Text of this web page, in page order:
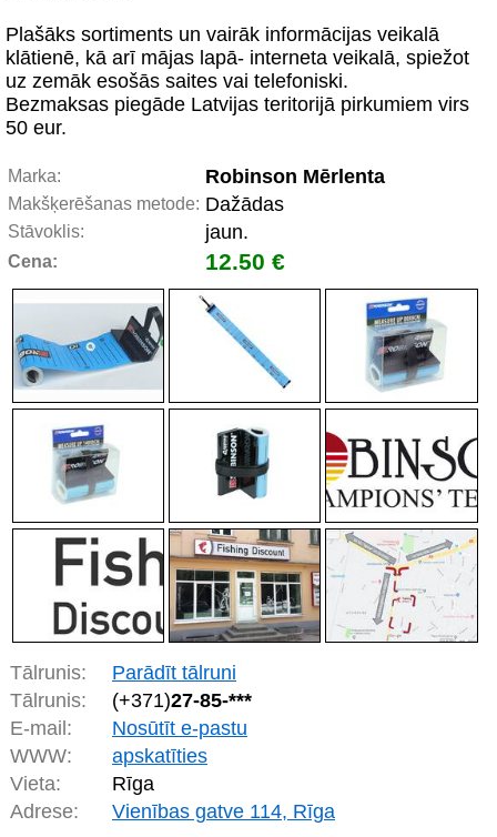
Plašāks sortiments un vairāk informācijas veikalā
klātienē, kā arī mājas lapā- interneta veikalā, spiežot
uz zemāk esošās saites vai telefoniski.
Bezmaksas piegāde Latvijas teritorijā pirkumiem virs
50 eur.
Marka: Robinson Mērlenta
Makšķerēšanas metode: Dažādas
Stāvoklis: jaun.
Cena: 12.50 €
Tālrunis:
Parādīt tālruni
Tālrunis:
(+371)27-85-***
E-mail:
Nosūtīt e-pastu
WWW:
apskatīties
Vieta:
Rīga
Adrese:
Vienības gatve 114, Rīga